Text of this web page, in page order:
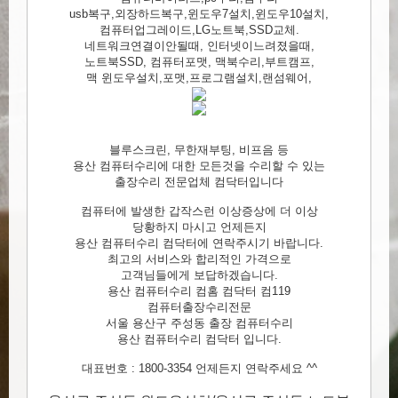
usb복구,외장하드복구,윈도우7설치,윈도우10설치,
컴퓨터업그레이드,LG노트북,SSD교체.
네트워크연결이안될때, 인터넷이느려졌을때,
노트북SSD, 컴퓨터포맷, 맥북수리,부트캠프,
맥 윈도우설치,포맷,프로그램설치,랜섬웨어,
블루스크린, 무한재부팅, 비프음 등
용산 컴퓨터수리에 대한 모든것을 수리할 수 있는
출장수리 전문업체 컴닥터입니다
컴퓨터에 발생한 갑작스런 이상증상에 더 이상
당황하지 마시고 언제든지
용산 컴퓨터수리 컴닥터에 연락주시기 바랍니다.
최고의 서비스와 합리적인 가격으로
고객님들에게 보답하겠습니다.
용산 컴퓨터수리 컴홈 컴닥터 컴119
컴퓨터출장수리전문
서울 용산구 주성동 출장 컴퓨터수리
용산 컴퓨터수리 컴닥터 입니다.
대표번호 : 1800-3354 언제든지 연락주세요 ^^